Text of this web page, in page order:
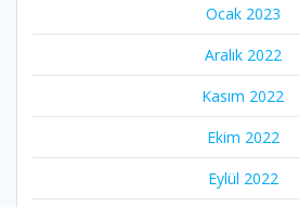
Ocak 2023
Aralık 2022
Kasım 2022
Ekim 2022
Eylül 2022